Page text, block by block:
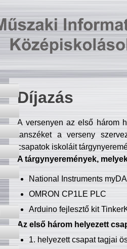
Díjazás
A versenyen az első három
tanszéket a verseny
csapatok iskoláit
A tárgynyeremények,
National Instruments
OMRON CP1LE PLC
Arduino fejlesztő kit
Az első három helyezett
1. helyezett csapat tagjai